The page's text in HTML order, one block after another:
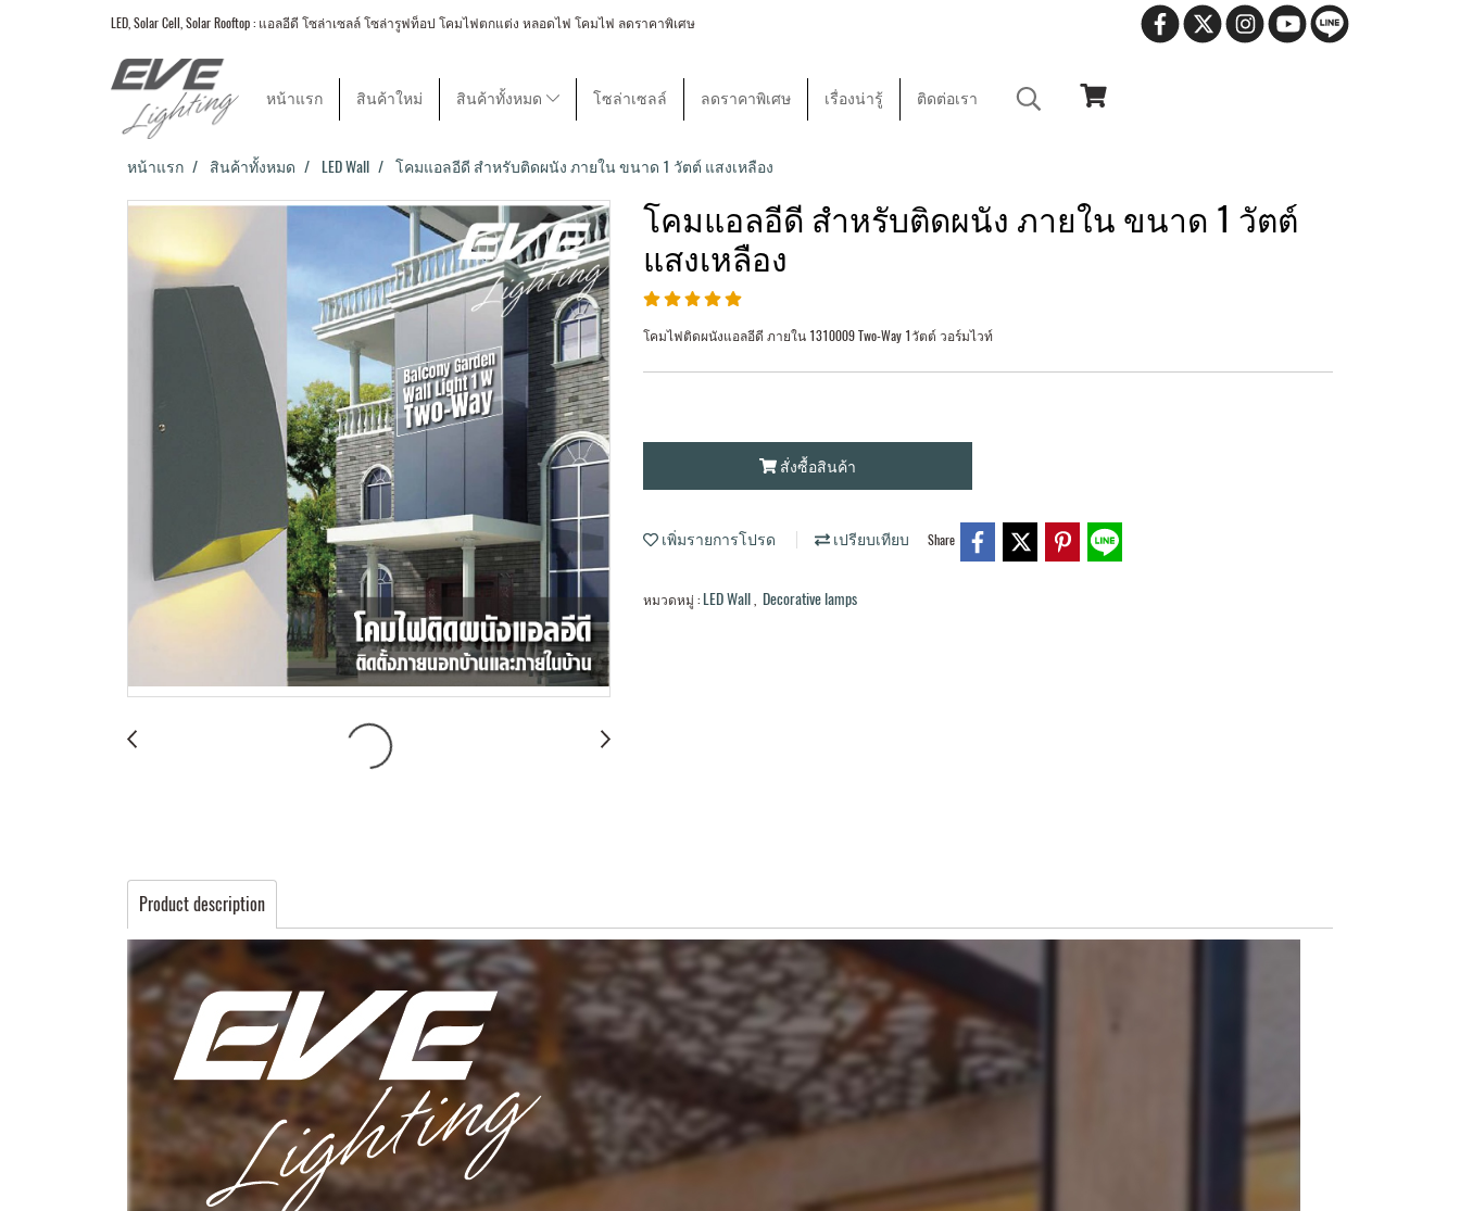
LED, Solar Cell, Solar Rooftop : แอลอีดี โซล่าเซลล์ โซล่ารูฟท็อป โคมไฟตกแต่ง หลอดไฟ โคมไฟ ลดราคาพิเศษ
หน้าแรก สินค้าใหม่ สินค้าทั้งหมด โซล่าเซลล์ ลดราคาพิเศษ เรื่องน่ารู้ ติดต่อเรา
หน้าแรก สินค้าทั้งหมด LED Wall โคมแอลอีดี สำหรับติดผนัง ภายใน ขนาด 1 วัตต์ แสงเหลือง
โคมแอลอีดี สำหรับติดผนัง ภายใน ขนาด 1 วัตต์
แสงเหลือง
โคมไฟติดผนังแอลอีดี ภายใน 1310009 Two-Way 1วัตต์ วอร์มไวท์
สั่งซื้อสินค้า
เพิ่มรายการโปรด เปรียบเทียบ Share
หมวดหมู่ : LED Wall Decorative lamps
Product description